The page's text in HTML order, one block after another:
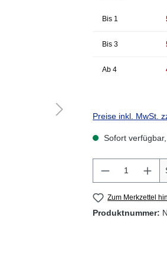
Bis 1
Bis 3
Ab 4
Preise inkl. MwSt.
Sofort
Produkt
Zum Merkzettel
Produktnummer: